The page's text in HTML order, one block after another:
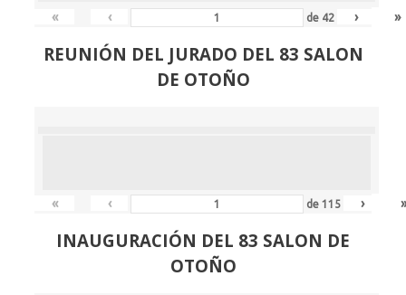
« ‹ de 42 › »
REUNIÓN DEL JURADO DEL 83 SALON
DE OTOÑO
« ‹ de115 ›
INAUGURACIÓN DEL 83 SALON DE
OTOÑO